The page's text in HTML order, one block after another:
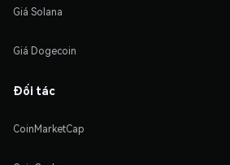
Giá Solana
Giá Dogecoin
Đối tác
CoinMarketCap